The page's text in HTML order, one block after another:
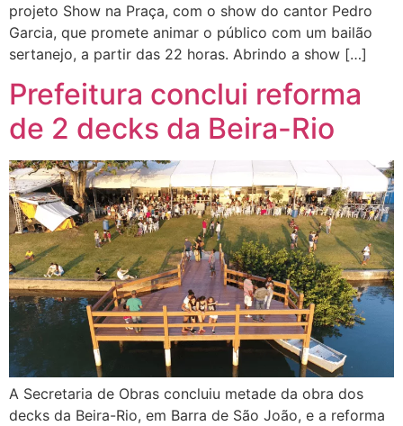
projeto Show na Praça, com o show do cantor Pedro
Garcia, que promete animar o público com um bailão
sertanejo, a partir das 22 horas. Abrindo a show […]
Prefeitura conclui reforma
de 2 decks da Beira-Rio
A Secretaria de Obras concluiu metade da obra dos
decks da Beira-Rio, em Barra de São João, e a reforma